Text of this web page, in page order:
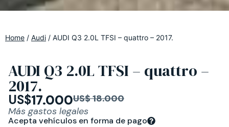
Home / Audi / AUDI Q3 2.0L TFSI – quattro – 2017.
AUDI Q3 2.0L TFSI – quattro –
2017.
US$17.000US$ 18.000
Más gastos legales
Acepta vehículos en forma de pago